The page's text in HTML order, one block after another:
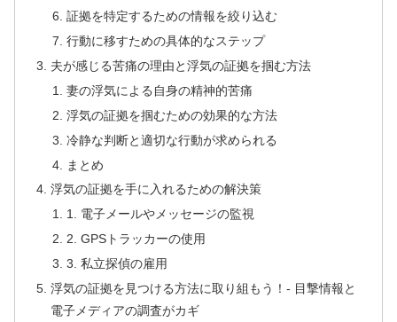
証拠を特定するための情報を絞り込む
行動に移すための具体的なステップ
夫が感じる苦痛の理由と浮気の証拠を掴む方法
妻の浮気による自身の精神的苦痛
浮気の証拠を掴むための効果的な方法
冷静な判断と適切な行動が求められる
まとめ
浮気の証拠を手に入れるための解決策
1. 電子メールやメッセージの監視
2. GPSトラッカーの使用
3. 私立探偵の雇用
浮気の証拠を見つける方法に取り組もう！- 目撃情報と
電子メディアの調査がカギ